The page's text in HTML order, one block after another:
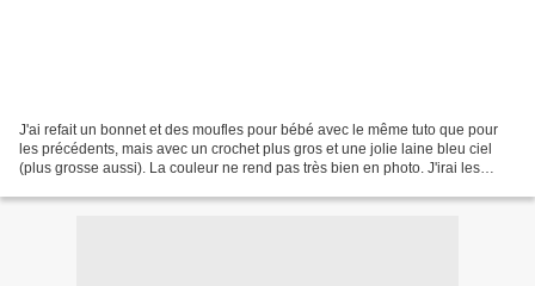
J'ai refait un bonnet et des moufles pour bébé avec le même tuto que pour
les précédents, mais avec un crochet plus gros et une jolie laine bleu ciel
(plus grosse aussi). La couleur ne rend pas très bien en photo. J'irai les